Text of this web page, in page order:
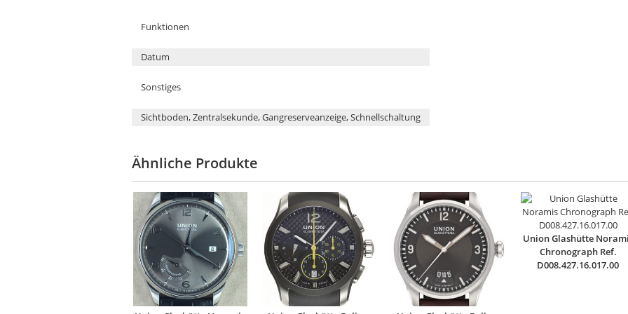
Funktionen
Datum
Sonstiges
Sichtboden, Zentralsekunde, Gangreserveanzeige, Schnellschaltung
Ähnliche Produkte
Union Glashütte
Chronograph Ref.
D008.427.16.017.00